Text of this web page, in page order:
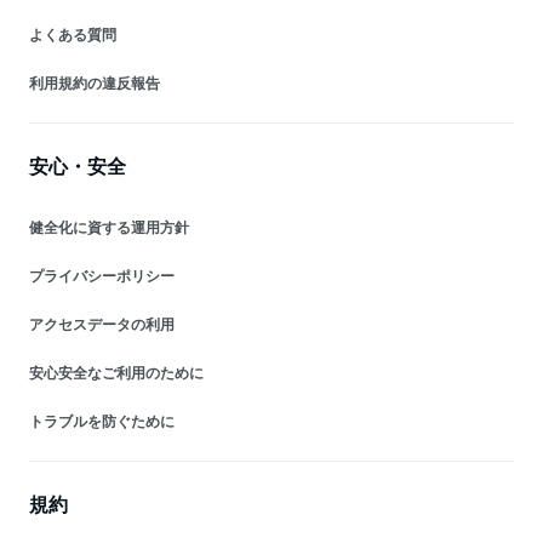
よくある質問
利用規約の違反報告
安心・安全
健全化に資する運用方針
プライバシーポリシー
アクセスデータの利用
安心安全なご利用のために
トラブルを防ぐために
規約